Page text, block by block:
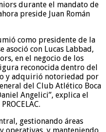
durante el mandato de
preside Juan Román
como presidente de la
asoció con Lucas Labbad,
en el negocio de los
reconocida dentro del
y adquirió notoriedad por
del Club Atlético Boca
Angelici”, explica el
gestionando áreas